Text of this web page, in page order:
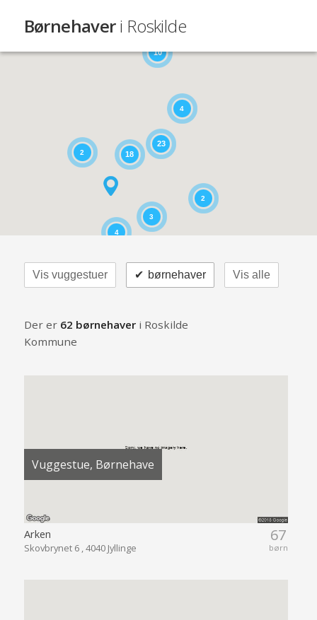
Børnehaveri Roskilde
18
23
2
3
4
10
4
2
Vis vuggestuer børnehaver
✔ Vis alle
Der er 62 børnehaveri Roskilde
Kommune
Vuggestue, Børnehave
67
børn
Arken
Skovbrynet 6 , 4040 Jyllinge